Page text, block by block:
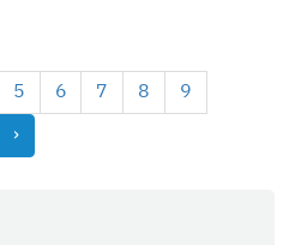
5 6 7 8
9
›